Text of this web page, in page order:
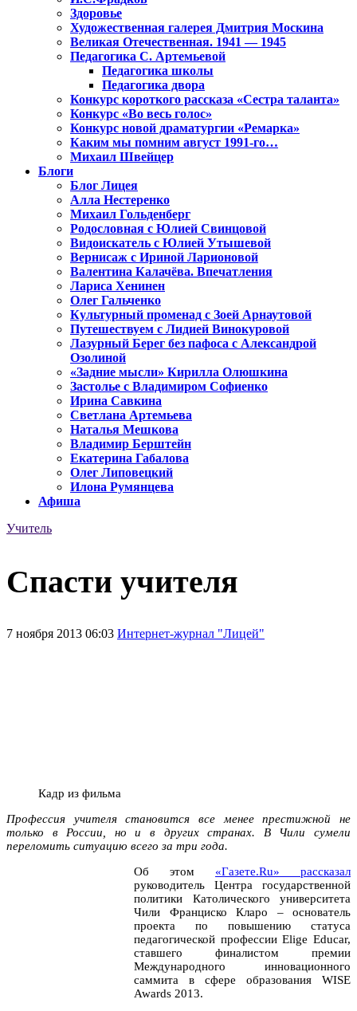
Здоровье
Художественная галерея Дмитрия Москина
Великая Отечественная. 1941 — 1945
Педагогика С. Артемьевой
Педагогика школы
Педагогика двора
Конкурс короткого рассказа «Сестра таланта»
Конкурс «Во весь голос»
Конкурс новой драматургии «Ремарка»
Каким мы помним август 1991-го…
Михаил Швейцер
Блоги
Блог Лицея
Алла Нестеренко
Михаил Гольденберг
Родословная с Юлией Свинцовой
Видоискатель с Юлией Утышевой
Вернисаж с Ириной Ларионовой
Валентина Калачёва. Впечатления
Лариса Хенинен
Олег Гальченко
Культурный променад с Зоей Арнаутовой
Путешествуем с Лидией Винокуровой
Лазурный Берег без пафоса с Александрой
Озолиной
«Задние мысли» Кирилла Олюшкина
Застолье с Владимиром Софиенко
Ирина Савкина
Светлана Артемьева
Наталья Мешкова
Владимир Берштейн
Екатерина Габалова
Олег Липовецкий
Илона Румянцева
Афиша
Учитель
Спасти учителя
7 ноября 2013 06:03 Интернет-журнал "Лицей"
Кадр из фильма
Профессия учителя становится все менее престижной не
только в России, но и в других странах. В Чили сумели
переломить ситуацию всего за три года.
Об этом «Газете.Ru» рассказал
руководитель Центра государственной
политики Католического университета
Чили Франциско Кларо – основатель
проекта по повышению статуса
педагогической профессии Elige Educar,
ставшего финалистом премии
Международного инновационного
саммита в сфере образования WISE
Awards 2013.